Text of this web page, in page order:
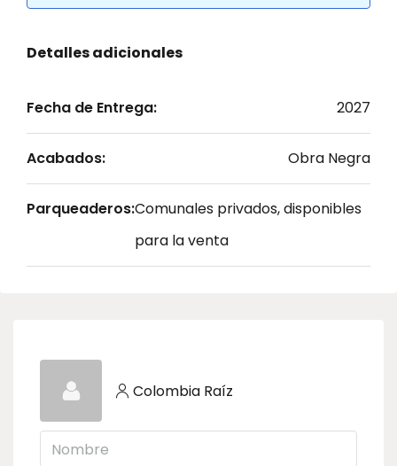
Detalles adicionales
Fecha de Entrega: 2027
Acabados: Obra Negra
Parqueaderos:Comunales privados, disponibles
para la venta
Colombia Raíz